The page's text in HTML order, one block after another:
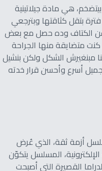
هي مادة جيلاتينية
بتقل كثاقتها وبترجعي
عن الكتاف وده حصل مع بعض
كنت متضايقة منها الجراحة
مبنغيرش الشكل ولكن بنشيل
أسرع وأحسن قرار خدته
أزمة ثقة، الذي عُرض
المسلسل يتكوّن
القصيرة التي أصبحت